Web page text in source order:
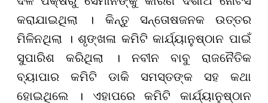
କରାଯାଇଥିଲା । କିନ୍ତୁ ସନ୍ତୋଷଜନକ ଉତ୍ତର
ମିଳିନଥିଲା । ଶୃଙ୍ଖଳା କମିଟି କାର୍ଯ୍ୟାନୁଷ୍ଠାନ ପାଇଁ
ସୁପାରିଶ କରିଥିଲା । ନବୀନ ବାବୁ ରାଜନୈତିକ
ବ୍ୟାପାର କମିଟି ଡାକି ସମସ୍ତଙ୍କ ସହ କଥା
ହୋଇଥିଲେ । ଏହାପରେ କମିଟି କାର୍ଯ୍ୟାନୁଷ୍ଠାନ